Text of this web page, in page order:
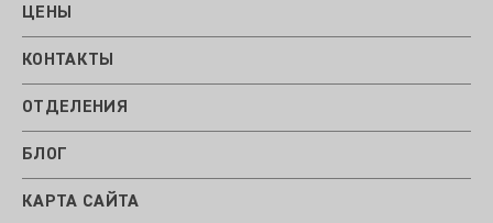
ЦЕНЫ
КОНТАКТЫ
ОТДЕЛЕНИЯ
БЛОГ
КАРТА САЙТА